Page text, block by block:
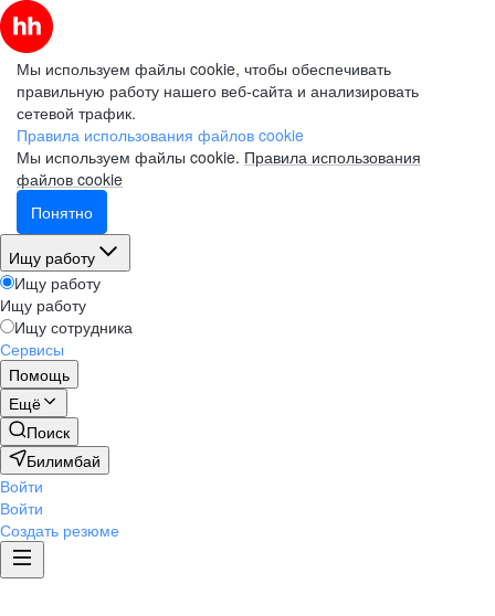
Мы используем файлы cookie, чтобы обеспечивать
правильную работу нашего веб-сайта и анализировать
сетевой трафик.
Правила использования файлов cookie
Мы используем файлы cookie. Правила использования
файлов cookie
Понятно
Ищу работу
Ищу работу
Ищу работу
Ищу сотрудника
Сервисы
Помощь
Ещё
Поиск
Билимбай
Войти
Войти
Создать резюме